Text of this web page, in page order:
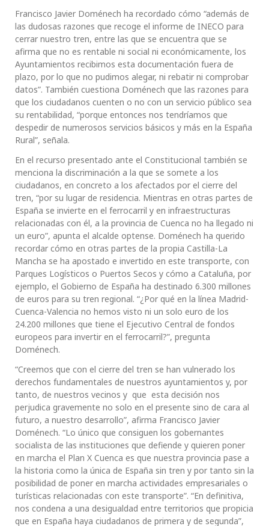
Francisco Javier Doménech ha recordado cómo “además de
las dudosas razones que recoge el informe de INECO para
cerrar nuestro tren, entre las que se encuentra que se
afirma que no es rentable ni social ni económicamente, los
Ayuntamientos recibimos esta documentación fuera de
plazo, por lo que no pudimos alegar, ni rebatir ni comprobar
datos”. También cuestiona Doménech que las razones para
que los ciudadanos cuenten o no con un servicio público sea
su rentabilidad, “porque entonces nos tendríamos que
despedir de numerosos servicios básicos y más en la España
Rural”, señala.
En el recurso presentado ante el Constitucional también se
menciona la discriminación a la que se somete a los
ciudadanos, en concreto a los afectados por el cierre del
tren, “por su lugar de residencia. Mientras en otras partes de
España se invierte en el ferrocarril y en infraestructuras
relacionadas con él, a la provincia de Cuenca no ha llegado ni
un euro”, apunta el alcalde optense. Doménech ha querido
recordar cómo en otras partes de la propia Castilla-La
Mancha se ha apostado e invertido en este transporte, con
Parques Logísticos o Puertos Secos y cómo a Cataluña, por
ejemplo, el Gobierno de España ha destinado 6.300 millones
de euros para su tren regional. “¿Por qué en la línea Madrid-
Cuenca-Valencia no hemos visto ni un solo euro de los
24.200 millones que tiene el Ejecutivo Central de fondos
europeos para invertir en el ferrocarril?”, pregunta
Doménech.
“Creemos que con el cierre del tren se han vulnerado los
derechos fundamentales de nuestros ayuntamientos y, por
tanto, de nuestros vecinos y que esta decisión nos
perjudica gravemente no solo en el presente sino de cara al
futuro, a nuestro desarrollo”, afirma Francisco Javier
Doménech. “Lo único que consiguen los gobernantes
socialista de las instituciones que defiende y quieren poner
en marcha el Plan X Cuenca es que nuestra provincia pase a
la historia como la única de España sin tren y por tanto sin la
posibilidad de poner en marcha actividades empresariales o
turísticas relacionadas con este transporte”. “En definitiva,
nos condena a una desigualdad entre territorios que propicia
que en España haya ciudadanos de primera y de segunda”,